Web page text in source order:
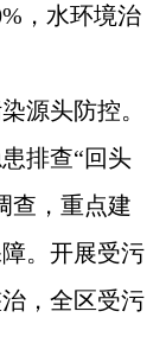
，水环境治
源头防控。
排查“回头
查，重点建
。开展受污
，全区受污